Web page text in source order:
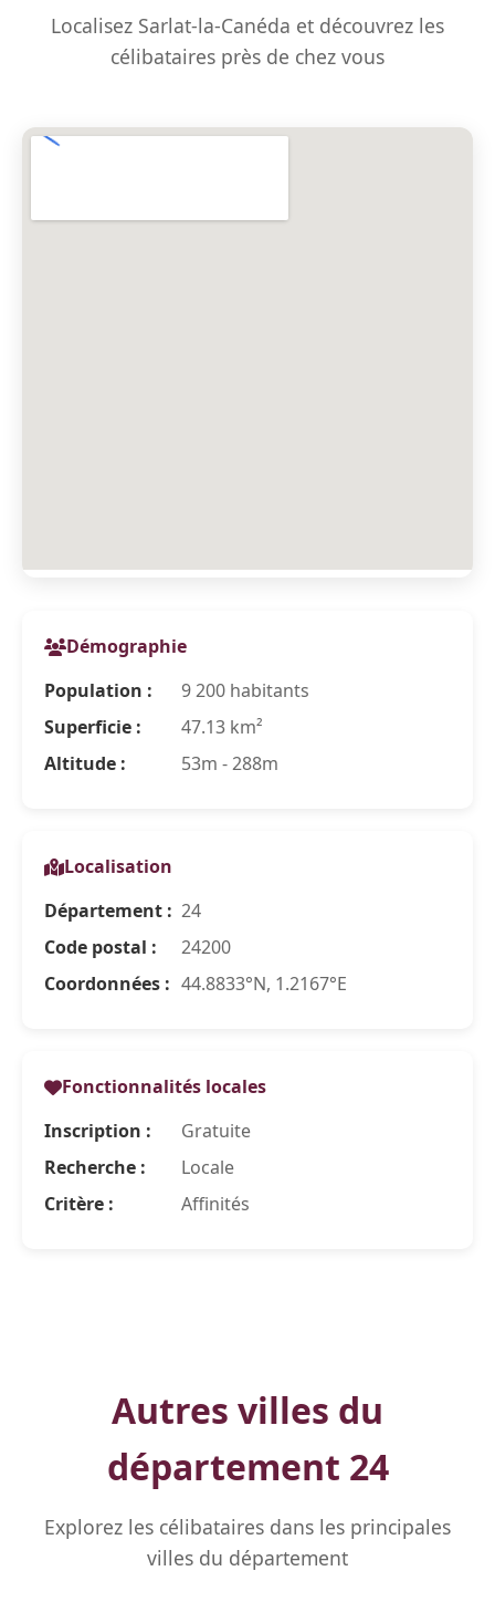
Localisez Sarlat-la-Canéda et découvrez les
célibataires près de chez vous
Démographie
Population :
9 200 habitants
Superficie :
47.13 km²
Altitude :
53m - 288m
Localisation
Département : 24
Code postal :
24200
Coordonnées : 44.8833°N, 1.2167°E
Fonctionnalités locales
Inscription :
Gratuite
Recherche :
Locale
Critère :
Affinités
Autres villes du
département 24
Explorez les célibataires dans les principales
villes du département